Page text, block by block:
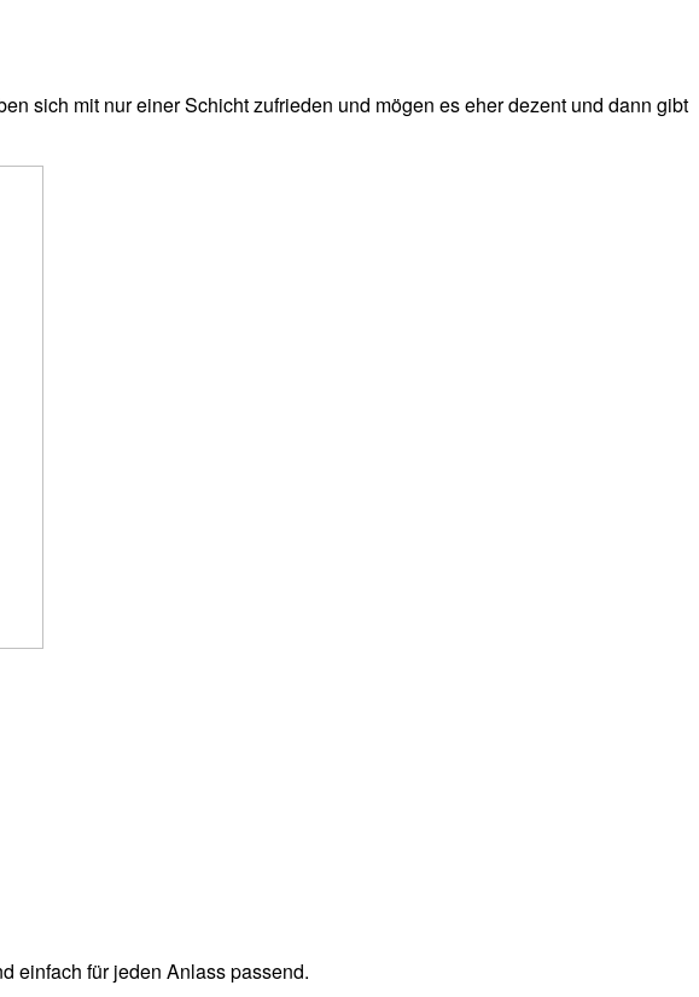
sich mit nur einer Schicht zufrieden und mögen es eher dezent und dann gibt
einfach für jeden Anlass passend.